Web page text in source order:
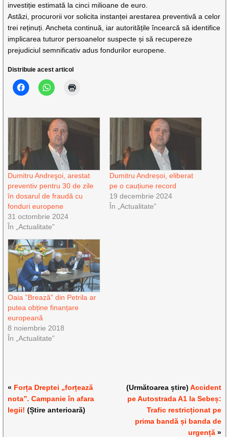
investiție estimată la cinci milioane de euro.
Astăzi, procurorii vor solicita instanței arestarea preventivă a celor
trei reținuți. Ancheta continuă, iar autoritățile încearcă să identifice
implicarea tuturor persoanelor suspecte și să recupereze
prejudiciul semnificativ adus fondurilor europene.
Distribuie acest articol
Dumitru Andreşoi, arestat
preventiv pentru 30 de zile
în dosarul de fraudă cu
fonduri europene
31 octombrie 2024
În „Actualitate”
Dumitru Andreșoi, eliberat
pe o cauțiune record
19 decembrie 2024
În „Actualitate”
Oaia ”Brează” din Petrila ar
putea obține finanțare
europeană
8 noiembrie 2018
În „Actualitate”
« Forța Dreptei „forțează
nota”. Campanie în afara
legii! (Știre anterioară)
(Următoarea știre) Accident
pe Autostrada A1 la Sebeș:
Trafic restricționat pe
prima bandă și banda de
urgență»